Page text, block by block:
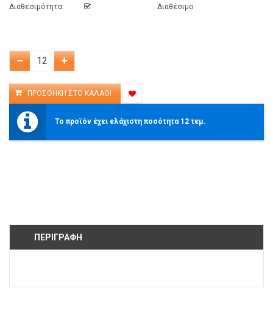
Διαθεσιμότητα:
Διαθέσιμο
Το προϊόν έχει ελάχιστη ποσότητα 12 τεμ.
ΠΕΡΙΓΡΑΦΉ